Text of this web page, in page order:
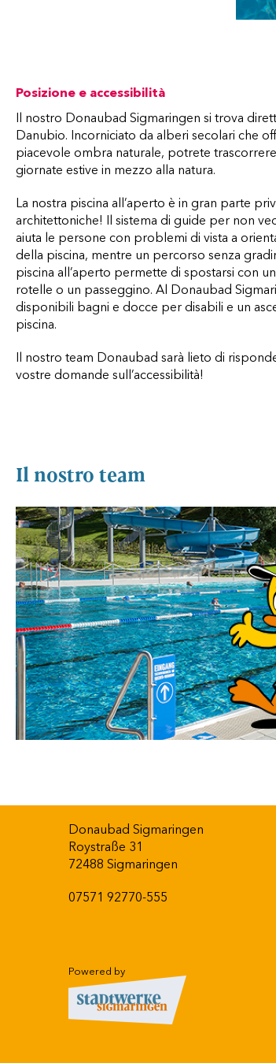
Posizione e accessibilità
Il nostro Donaubad Sigmaringen si trova
Danubio. Incorniciato da alberi secolari che
piacevole ombra naturale, potrete
giornate estive in mezzo alla natura.
La nostra piscina all’aperto è in gran parte
architettoniche! Il sistema di guide per non
aiuta le persone con problemi di vista a
della piscina, mentre un percorso senza
piscina all’aperto permette di spostarsi con
rotelle o un passeggino. Al Donaubad
disponibili bagni e docce per disabili e un
piscina.
Il nostro team Donaubad sarà lieto di
vostre domande sull’accessibilità!
Il nostro team
Donaubad Sigmaringen
Roystraße 31
72488 Sigmaringen
07571 92770-555
Powered by